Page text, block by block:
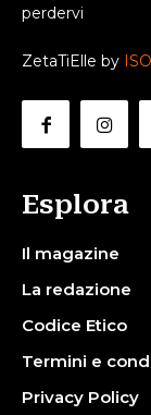
perdervi
ZetaTiElle by
Esplora
Il magazine
La redazione
Codice Etico
Termini e
Privacy Policy